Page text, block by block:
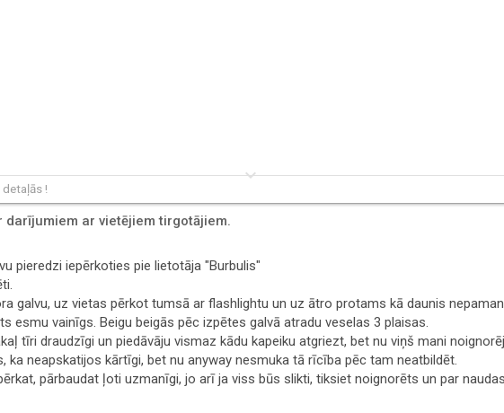
keyboard_arrow_down
!
darījumiem ar vietējiem tirgotājiem.
pieredzi iepērkoties pie lietotāja "Burbulis"
galvu, uz vietas pērkot tumsā ar flashlightu un uz ātro protams kā daunis
esmu vainīgs. Beigu beigās pēc izpētes galvā atradu veselas 3 plaisas.
tīri draudzīgi un piedāvāju vismaz kādu kapeiku atgriezt, bet nu viņš mani
ka neapskatijos kārtīgi, bet nu anyway nesmuka tā rīcība pēc tam neatbildēt.
pārbaudat ļoti uzmanīgi, jo arī ja viss būs slikti, tiksiet noignorēts un par